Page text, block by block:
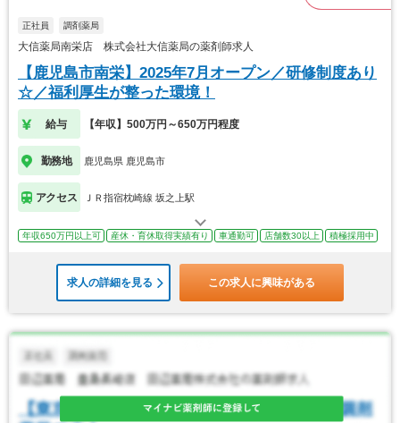
正社員 調剤薬局
大信薬局南栄店 株式会社大信薬局の薬剤師求人
【鹿児島市南栄】2025年7月オープン／研修制度あり
☆／福利厚生が整った環境！
給与 【年収】500万円～650万円程度
勤務地 鹿児島県 鹿児島市
アクセス ＪＲ指宿枕崎線 坂之上駅
年収650万円以上可 産休・育休取得実績有り 車通勤可 店舗数30以上 積極採用中
求人の詳細を見る この求人に興味がある